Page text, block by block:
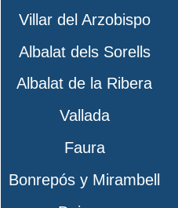
Villar del Arzobispo
Albalat dels Sorells
Albalat de la Ribera
Vallada
Faura
Bonrepós y Mirambell